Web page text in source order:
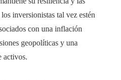
inversionistas tal vez estén
con una inflación
geopolíticas y una
activos.